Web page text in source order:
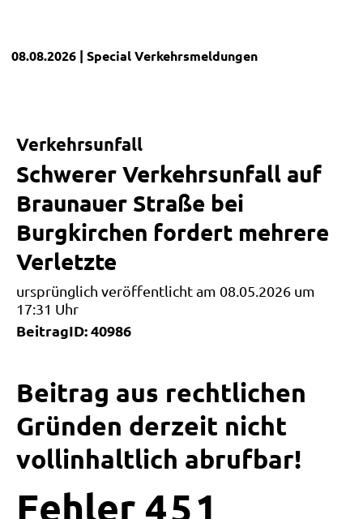
08.08.2026 | SpecialVerkehrsmeldungen
Verkehrsunfall
Schwerer Verkehrsunfall auf
Braunauer Straße bei
Burgkirchen fordert mehrere
Verletzte
ursprünglich veröffentlicht am 08.05.2026 um
17:31 Uhr
BeitragID: 40986
Beitrag aus rechtlichen
Gründen derzeit nicht
vollinhaltlich abrufbar!
Fehler 4 5 1